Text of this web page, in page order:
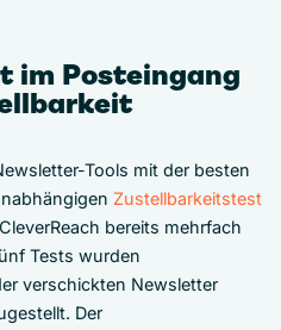
im Posteingang
Tools mit der besten
Zustellbarkeitstest
bereits mehrfach
Tests wurden
verschickten Newsletter
Der